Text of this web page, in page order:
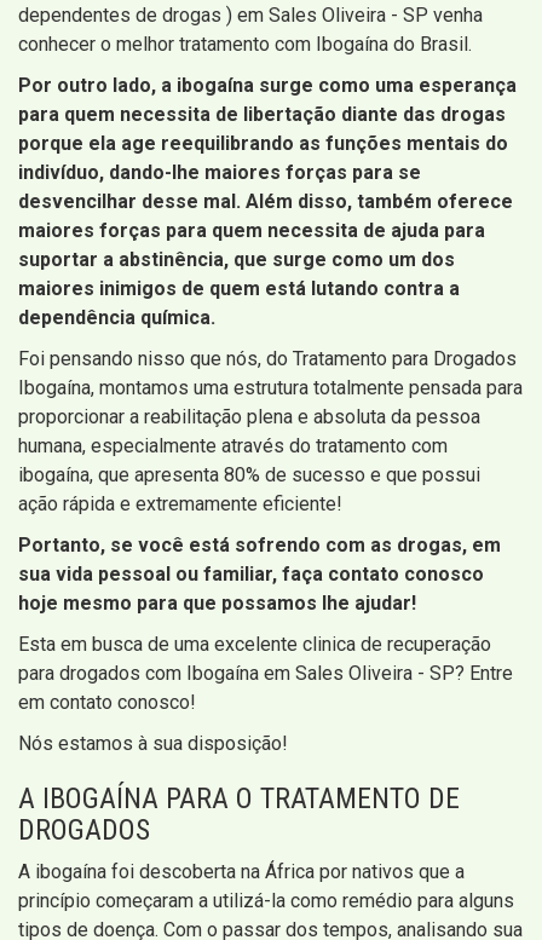
dependentes de drogas ) em Sales Oliveira - SP venha
conhecer o melhor tratamento com Ibogaína do Brasil.
Por outro lado, a ibogaína surge como uma esperança
para quem necessita de libertação diante das drogas
porque ela age reequilibrando as funções mentais do
indivíduo, dando-lhe maiores forças para se
desvencilhar desse mal. Além disso, também oferece
maiores forças para quem necessita de ajuda para
suportar a abstinência, que surge como um dos
maiores inimigos de quem está lutando contra a
dependência química.
Foi pensando nisso que nós, do Tratamento para Drogados
Ibogaína, montamos uma estrutura totalmente pensada para
proporcionar a reabilitação plena e absoluta da pessoa
humana, especialmente através do tratamento com
ibogaína, que apresenta 80% de sucesso e que possui
ação rápida e extremamente eficiente!
Portanto, se você está sofrendo com as drogas, em
sua vida pessoal ou familiar, faça contato conosco
hoje mesmo para que possamos lhe ajudar!
Esta em busca de uma excelente clinica de recuperação
para drogados com Ibogaína em Sales Oliveira - SP? Entre
em contato conosco!
Nós estamos à sua disposição!
A IBOGAÍNA PARA O TRATAMENTO DE
DROGADOS
A ibogaína foi descoberta na África por nativos que a
princípio começaram a utilizá-la como remédio para alguns
tipos de doença. Com o passar dos tempos, analisando sua